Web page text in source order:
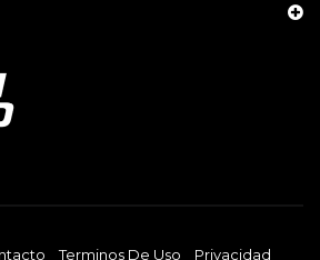
Terminos De Uso Privacidad